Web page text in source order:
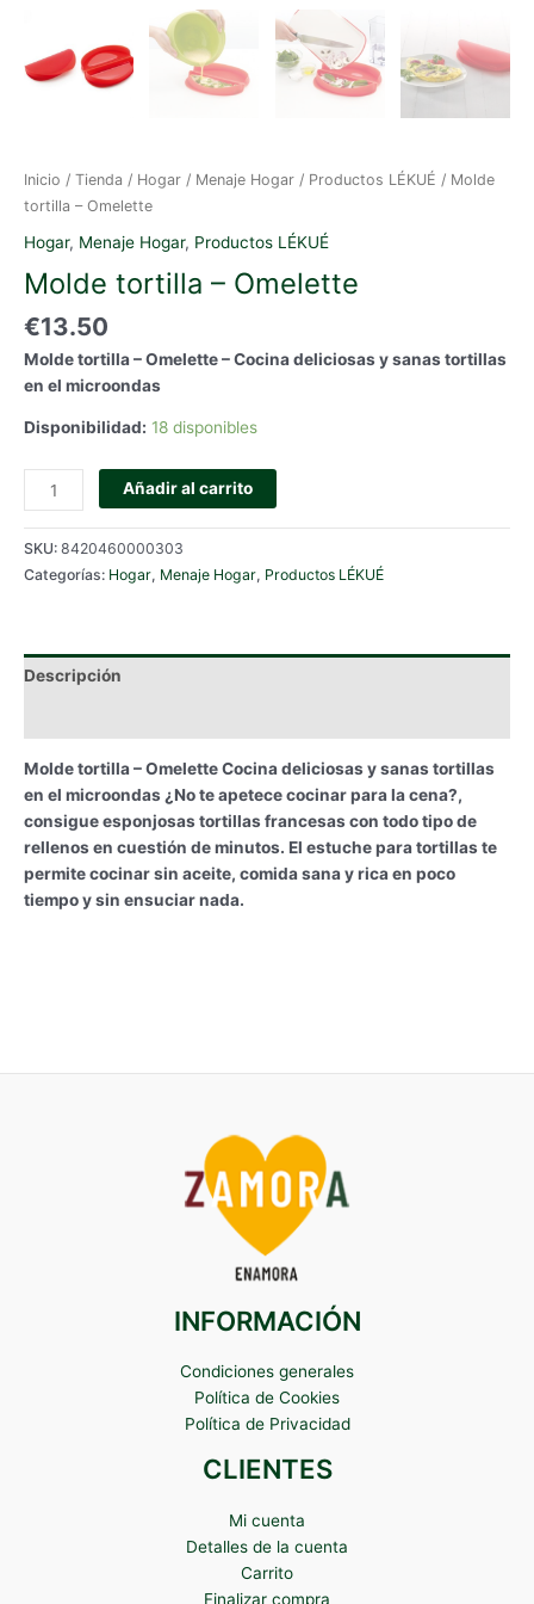
Inicio / Tienda / Hogar / Menaje Hogar / Productos LÉKUÉ / Molde
tortilla – Omelette
Hogar, Menaje Hogar, Productos LÉKUÉ
Molde tortilla – Omelette
€13.50
Molde tortilla – Omelette – Cocina deliciosas y sanas tortillas
en el microondas
Disponibilidad: 18 disponibles
Molde
tortilla
-
Omelette
cantidad
Añadir al carrito
SKU: 8420460000303
Categorías: Hogar, Menaje Hogar, Productos LÉKUÉ
Descripción
Molde tortilla – Omelette Cocina deliciosas y sanas tortillas
en el microondas ¿No te apetece cocinar para la cena?,
consigue esponjosas tortillas francesas con todo tipo de
rellenos en cuestión de minutos. El estuche para tortillas te
permite cocinar sin aceite, comida sana y rica en poco
tiempo y sin ensuciar nada.
INFORMACIÓN
Condiciones generales
Política de Cookies
Política de Privacidad
CLIENTES
Mi cuenta
Detalles de la cuenta
Carrito
Finalizar compra